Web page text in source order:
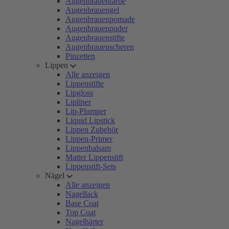
Augenbrauengel
Augenbrauenpomade
Augenbrauenpuder
Augenbrauenstifte
Augenbrauenscheren
Pinzetten
Lippen
Alle anzeigen
Lippenstifte
Lipgloss
Lipliner
Lip-Plumper
Liquid Lipstick
Lippen Zubehör
Lippen-Primer
Lippenbalsam
Matter Lippenstift
Lippenstift-Sets
Nägel
Alle anzeigen
Nagellack
Base Coat
Top Coat
Nagelhärter